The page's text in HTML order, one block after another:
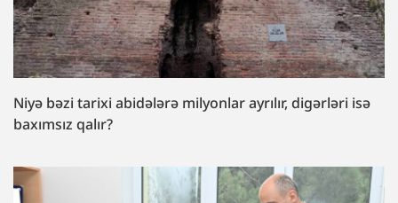
Niyə bəzi tarixi abidələrə milyonlar ayrılır, digərləri isə
baxımsız qalır?